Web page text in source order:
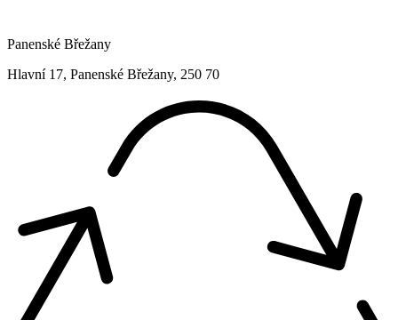
Panenské Břežany
Hlavní 17, Panenské Břežany, 250 70